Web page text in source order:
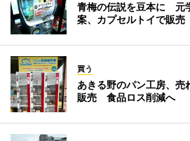
青梅の伝説を豆本に 元
案、カプセルトイで販売
買う
あきる野のパン工房、売
販売 食品ロス削減へ